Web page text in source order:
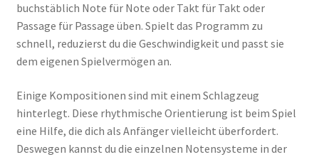
buchstäblich Note für Note oder Takt für Takt oder
Passage für Passage üben. Spielt das Programm zu
schnell, reduzierst du die Geschwindigkeit und passt sie
dem eigenen Spielvermögen an.
Einige Kompositionen sind mit einem Schlagzeug
hinterlegt. Diese rhythmische Orientierung ist beim Spiel
eine Hilfe, die dich als Anfänger vielleicht überfordert.
Deswegen kannst du die einzelnen Notensysteme in der